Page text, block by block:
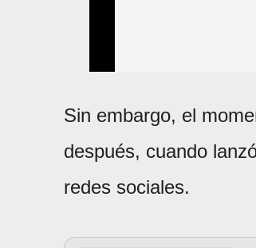
Sin embargo, el
después, cuando
redes sociales.